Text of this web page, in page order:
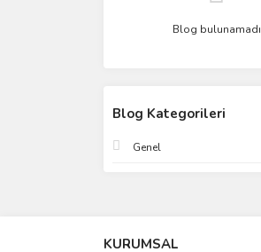
Blog bulunamadı
Blog Kategorileri
Genel
KURUMSAL